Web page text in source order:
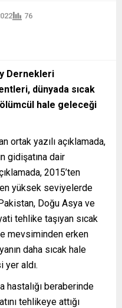
76
Dernekleri
dünyada sıcak
ölümcül hale geleceği
ortak yazılı açıklamada,
gidişatına dair
2015’ten
en yüksek seviyelerde
Doğu Asya ve
tehlike taşıyan sıcak
mevsiminden erken
daha sıcak hale
aldı.
hastalığı beraberinde
tehlikeye attığı